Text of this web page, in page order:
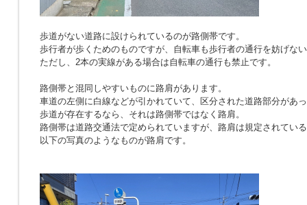
歩道がない道路に設けられているのが路側帯です。
歩行者が歩くためのものですが、自転車も歩行者の通行を妨げな
ただし、2本の実線がある場合は自転車の通行も禁止です。
路側帯と混同しやすいものに路肩があります。
車道の左側に白線などが引かれていて、区分された道路部分があ
歩道が存在するなら、それは路側帯ではなく路肩。
路側帯は道路交通法で定められていますが、路肩は規定されてい
以下の写真のようなものが路肩です。